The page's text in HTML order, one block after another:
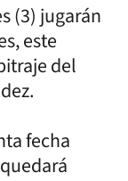
(3) jugarán
este
del
fecha